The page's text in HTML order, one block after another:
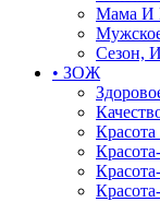
Мама И
Сезон,
• ЗОЖ